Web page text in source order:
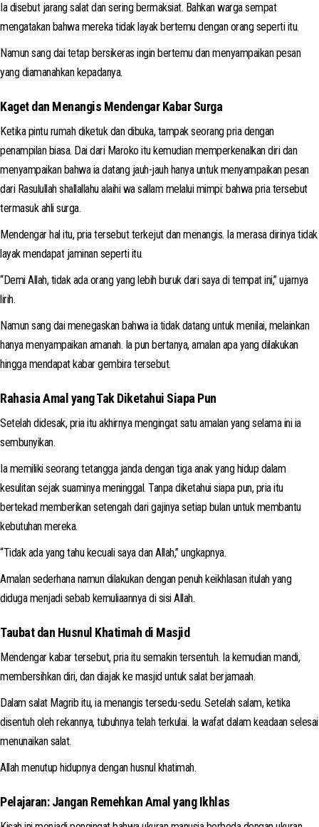
Ia disebut jarang salat dan sering bermaksiat. Bahkan warga sempat
mengatakan bahwa mereka tidak layak bertemu dengan orang seperti itu.
Namun sang dai tetap bersikeras ingin bertemu dan menyampaikan pesan
yang diamanahkan kepadanya.
Kaget dan Menangis Mendengar Kabar Surga
Ketika pintu rumah diketuk dan dibuka, tampak seorang pria dengan
penampilan biasa. Dai dari Maroko itu kemudian memperkenalkan diri dan
menyampaikan bahwa ia datang jauh-jauh hanya untuk menyampaikan pesan
dari Rasulullah shallallahu alaihi wa sallam melalui mimpi: bahwa pria tersebut
termasuk ahli surga.
Mendengar hal itu, pria tersebut terkejut dan menangis. Ia merasa dirinya tidak
layak mendapat jaminan seperti itu.
“Demi Allah, tidak ada orang yang lebih buruk dari saya di tempat ini,” ujarnya
lirih.
Namun sang dai menegaskan bahwa ia tidak datang untuk menilai, melainkan
hanya menyampaikan amanah. Ia pun bertanya, amalan apa yang dilakukan
hingga mendapat kabar gembira tersebut.
Rahasia Amal yang Tak Diketahui Siapa Pun
Setelah didesak, pria itu akhirnya mengingat satu amalan yang selama ini ia
sembunyikan.
Ia memiliki seorang tetangga janda dengan tiga anak yang hidup dalam
kesulitan sejak suaminya meninggal. Tanpa diketahui siapa pun, pria itu
bertekad memberikan setengah dari gajinya setiap bulan untuk membantu
kebutuhan mereka.
“Tidak ada yang tahu kecuali saya dan Allah,” ungkapnya.
Amalan sederhana namun dilakukan dengan penuh keikhlasan itulah yang
diduga menjadi sebab kemuliaannya di sisi Allah.
Taubat dan Husnul Khatimah di Masjid
Mendengar kabar tersebut, pria itu semakin tersentuh. Ia kemudian mandi,
membersihkan diri, dan diajak ke masjid untuk salat berjamaah.
Dalam salat Magrib itu, ia menangis tersedu-sedu. Setelah salam, ketika
disentuh oleh rekannya, tubuhnya telah terkulai. Ia wafat dalam keadaan selesai
menunaikan salat.
Allah menutup hidupnya dengan husnul khatimah.
Pelajaran: Jangan Remehkan Amal yang Ikhlas